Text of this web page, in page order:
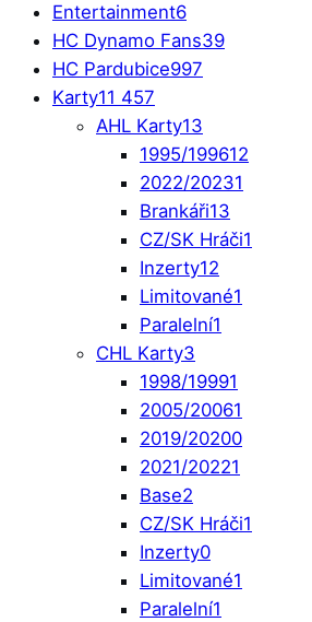
Entertainment6
HC Dynamo Fans39
HC Pardubice997
Karty11 457
AHL Karty13
1995/199612
2022/20231
Brankáři13
CZ/SK Hráči1
Inzerty12
Limitované1
Paralelní1
CHL Karty3
1998/19991
2005/20061
2019/20200
2021/20221
Base2
CZ/SK Hráči1
Inzerty0
Limitované1
Paralelní1